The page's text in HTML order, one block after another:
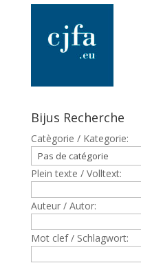
Bijus Recherche
Catègorie / Kategorie:
Plein texte / Volltext:
Auteur / Autor:
Mot clef / Schlagwort: